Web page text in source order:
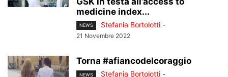
medicine index...
NEWS Stefania Bortolotti -
21 Novembre 2022
Torna #afiancodelcoraggio
NEWS Stefania Bortolotti -